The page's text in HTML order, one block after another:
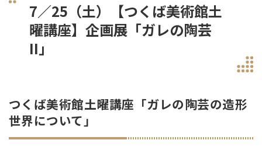
7／25（土）【つくば美術館土
曜講座】企画展「ガレの陶芸
II」
つくば美術館土曜講座「ガレの陶芸の造形
世界について」